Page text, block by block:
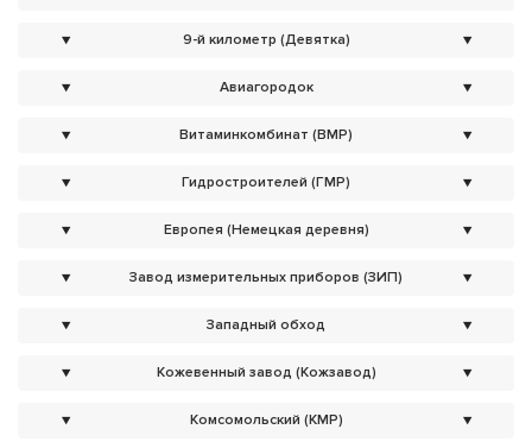
▼ 9-й километр (Девятка) ▼
▼ Авиагородок ▼
▼ Витаминкомбинат (ВМР) ▼
▼ Гидростроителей (ГМР) ▼
▼ Европея (Немецкая деревня) ▼
▼ Завод измерительных приборов (ЗИП) ▼
▼ Западный обход ▼
▼ Кожевенный завод (Кожзавод) ▼
▼ Комсомольский (КМР) ▼